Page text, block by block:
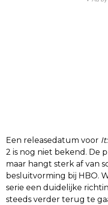
Een releasedatum voor
2 is nog niet bekend. De
maar hangt sterk af van
besluitvorming bij HBO.
serie een duidelijke
steeds verder terug te